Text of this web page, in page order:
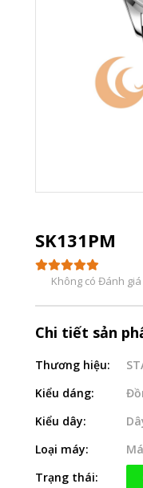
SK131PM
Không có Đánh giá
Chi tiết sản
Thương hiệu:
Kiểu dáng:
Kiểu dây:
Loại máy:
Trạng thái: